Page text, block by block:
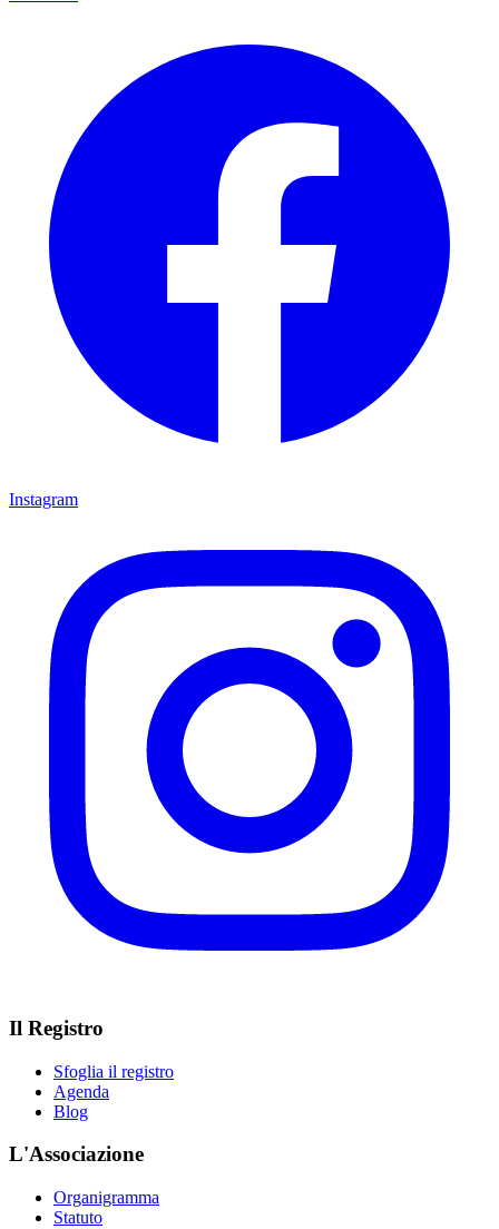
Instagram
Il Registro
Sfoglia il registro
Agenda
Blog
L'Associazione
Organigramma
Statuto